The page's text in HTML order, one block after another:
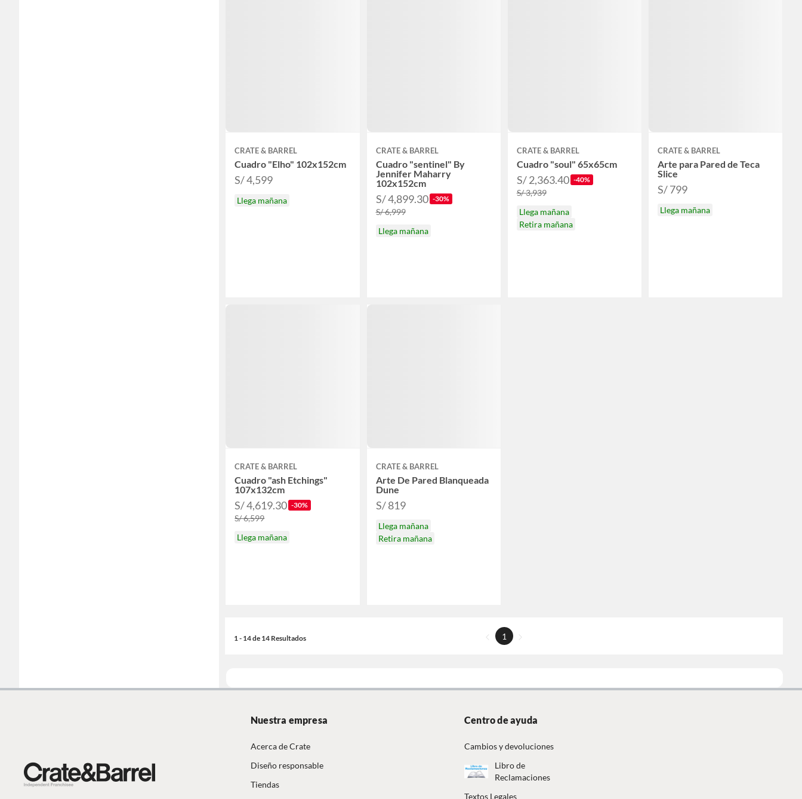
CRATE & BARREL
Cuadro "Elho" 102x152cm
S/ 4,599
Llega mañana
CRATE & BARREL
Cuadro "sentinel" By
Jennifer Maharry
102x152cm
S/ 4,899.30 -30%
S/ 6,999
Llega mañana
CRATE & BARREL
Cuadro "soul" 65x65cm
S/ 2,363.40 -40%
S/ 3,939
Llega mañana
Retira mañana
CRATE & BARREL
Arte para Pared de Teca
Slice
S/ 799
Llega mañana
CRATE & BARREL
Cuadro "ash Etchings"
107x132cm
S/ 4,619.30 -30%
S/ 6,599
Llega mañana
CRATE & BARREL
Arte De Pared Blanqueada
Dune
S/ 819
Llega mañana
Retira mañana
1 - 14 de 14 Resultados 1
Nuestra empresa
Acerca de Crate
Diseño responsable
Tiendas
Centro de ayuda
Cambios y devoluciones
Libro de
Reclamaciones
Textos Legales